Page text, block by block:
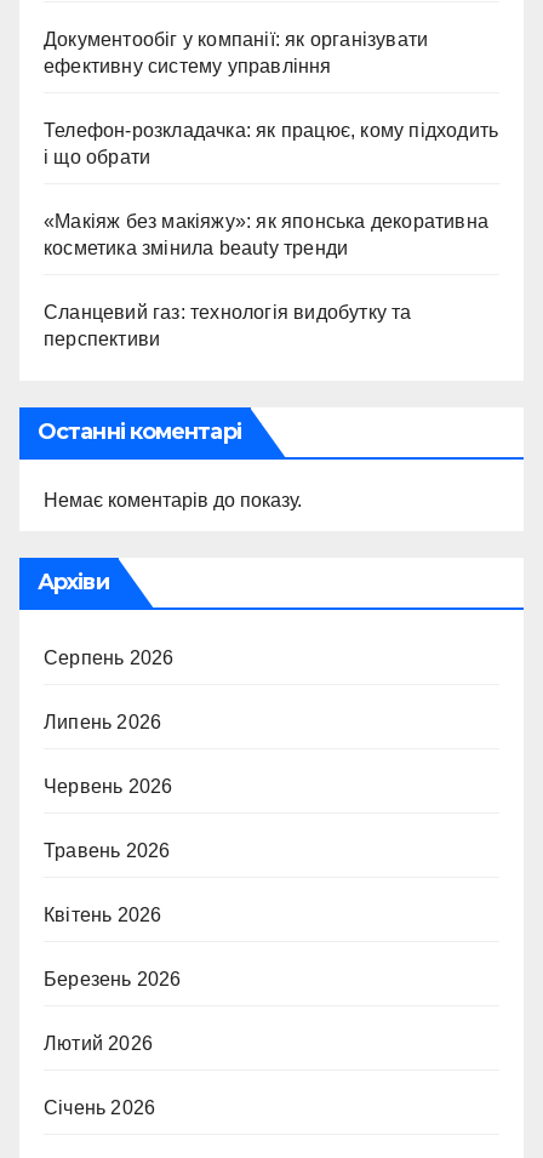
Документообіг у компанії: як організувати
ефективну систему управління
Телефон-розкладачка: як працює, кому підходить
і що обрати
«Макіяж без макіяжу»: як японська декоративна
косметика змінила beauty тренди
Сланцевий газ: технологія видобутку та
перспективи
Останні коментарі
Немає коментарів до показу.
Архіви
Серпень 2026
Липень 2026
Червень 2026
Травень 2026
Квітень 2026
Березень 2026
Лютий 2026
Січень 2026